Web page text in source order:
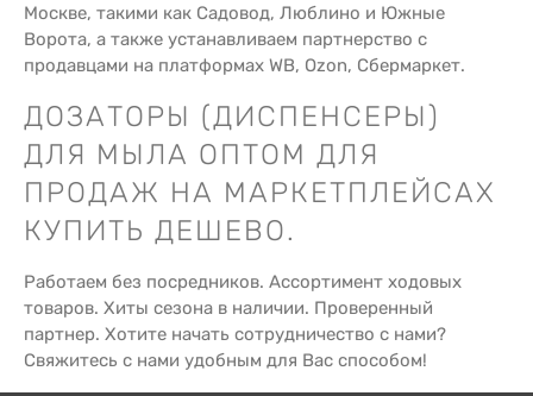
Москве, такими как Садовод, Люблино и Южные
Ворота, а также устанавливаем партнерство с
продавцами на платформах WB, Ozon, Сбермаркет.
ДОЗАТОРЫ (ДИСПЕНСЕРЫ)
ДЛЯ МЫЛА ОПТОМ ДЛЯ
ПРОДАЖ НА МАРКЕТПЛЕЙСАХ
КУПИТЬ ДЕШЕВО.
Работаем без посредников. Ассортимент ходовых
товаров. Хиты сезона в наличии. Проверенный
партнер. Хотите начать сотрудничество с нами?
Свяжитесь с нами удобным для Вас способом!